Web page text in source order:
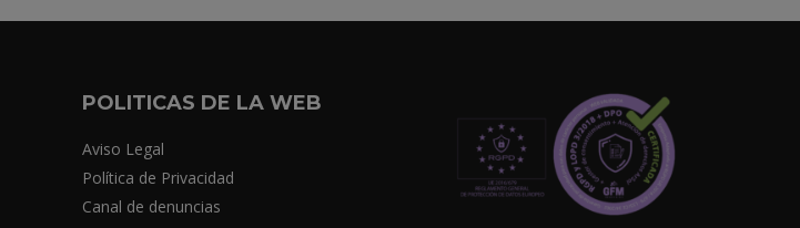
POLITICAS DE LA WEB
Aviso Legal
Política de Privacidad
Canal de denuncias